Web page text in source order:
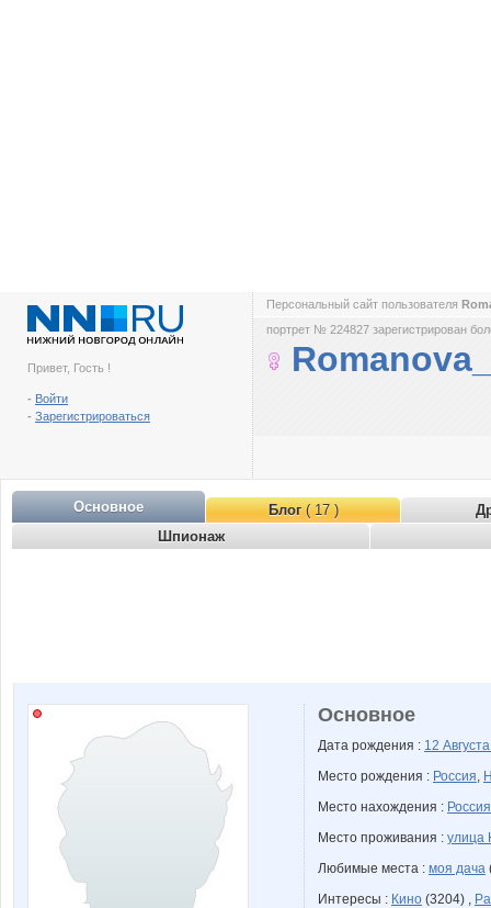
Привет, Гость !
- Войти
- Зарегистрироваться
Персональный сайт пользователя
портрет № 224827 зарегистрирован
Основное Блог( 17 )
Шпионаж
Основное
Дата рождения : 12
Место рождения : Россия,
Место нахождения : Россия
Место проживания : улица
Любимые места : моя дача
Интересы : Кино (3204) ,